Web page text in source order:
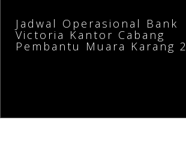
Jadwal Operasional Bank
Victoria Kantor Cabang
Pembantu Muara Karang 2